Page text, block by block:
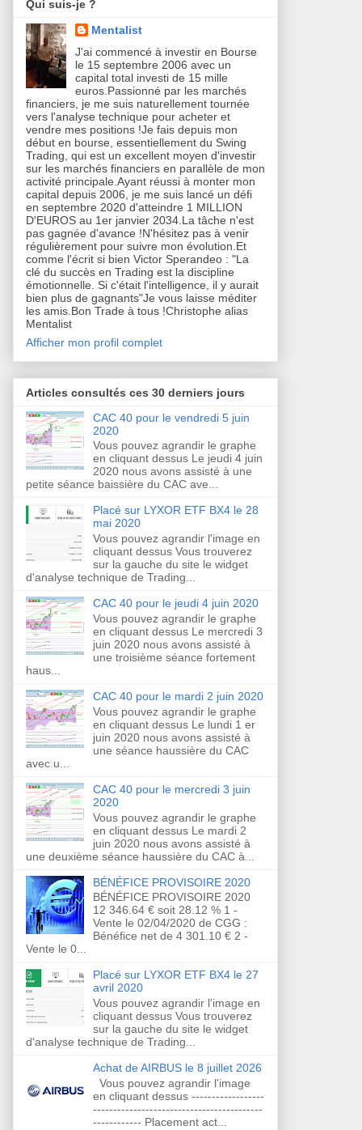
Qui suis-je ?
Mentalist
J'ai commencé à investir en Bourse
le 15 septembre 2006 avec un
capital total investi de 15 mille
euros.Passionné par les marchés
financiers, je me suis naturellement tournée
vers l'analyse technique pour acheter et
vendre mes positions !Je fais depuis mon
début en bourse, essentiellement du Swing
Trading, qui est un excellent moyen d'investir
sur les marchés financiers en parallèle de mon
activité principale.Ayant réussi à monter mon
capital depuis 2006, je me suis lancé un défi
en septembre 2020 d'atteindre 1 MILLION
D'EUROS au 1er janvier 2034.La tâche n'est
pas gagnée d'avance !N'hésitez pas à venir
régulièrement pour suivre mon évolution.Et
comme l'écrit si bien Victor Sperandeo : "La
clé du succès en Trading est la discipline
émotionnelle. Si c'était l'intelligence, il y aurait
bien plus de gagnants"Je vous laisse méditer
les amis.Bon Trade à tous !Christophe alias
Mentalist
Afficher mon profil complet
Articles consultés ces 30 derniers jours
CAC 40 pour le vendredi 5 juin
2020
Vous pouvez agrandir le graphe
en cliquant dessus Le jeudi 4 juin
2020 nous avons assisté à une
petite séance baissière du CAC ave...
Placé sur LYXOR ETF BX4 le 28
mai 2020
Vous pouvez agrandir l'image en
cliquant dessus Vous trouverez
sur la gauche du site le widget
d'analyse technique de Trading...
CAC 40 pour le jeudi 4 juin 2020
Vous pouvez agrandir le graphe
en cliquant dessus Le mercredi 3
juin 2020 nous avons assisté à
une troisième séance fortement
haus...
CAC 40 pour le mardi 2 juin 2020
Vous pouvez agrandir le graphe
en cliquant dessus Le lundi 1 er
juin 2020 nous avons assisté à
une séance haussière du CAC
avec u...
CAC 40 pour le mercredi 3 juin
2020
Vous pouvez agrandir le graphe
en cliquant dessus Le mardi 2
juin 2020 nous avons assisté à
une deuxième séance haussière du CAC à...
BÉNÉFICE PROVISOIRE 2020
BÉNÉFICE PROVISOIRE 2020
12 346.64 € soit 28.12 % 1 -
Vente le 02/04/2020 de CGG :
Bénéfice net de 4 301.10 € 2 -
Vente le 0...
Placé sur LYXOR ETF BX4 le 27
avril 2020
Vous pouvez agrandir l'image en
cliquant dessus Vous trouverez
sur la gauche du site le widget
d'analyse technique de Trading...
Achat de AIRBUS le 8 juillet 2026
Vous pouvez agrandir l'image
en cliquant dessus ------------------
------------------------------------------
------------ Placement act...